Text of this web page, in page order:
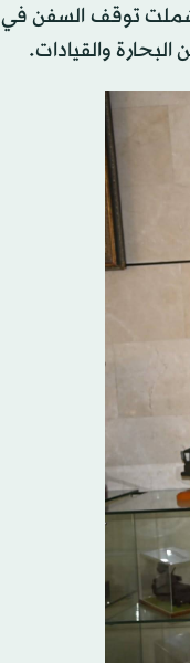
توقف السفن في
والقيادات.